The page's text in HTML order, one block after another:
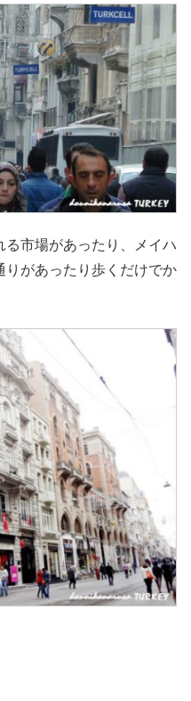
市場があったり、メイハ
りがあったり歩くだけでか